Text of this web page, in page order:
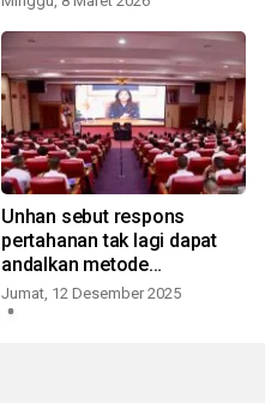
Unhan sebut respons
pertahanan tak lagi dapat
andalkan metode
konvensional
Jumat, 12 Desember 2025